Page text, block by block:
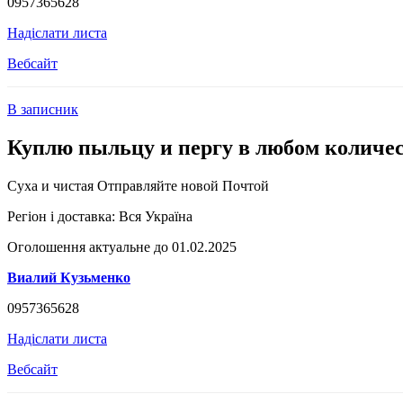
Надіслати листа
Вебсайт
В записник
Куплю пыльцу и пергу в любом
Суха и чистая Отправляйте новой Почтой
Регіон і доставка: Вся Україна
Оголошення актуальне до 01.02.2025
Виалий Кузьменко
0957365628
Надіслати листа
Вебсайт